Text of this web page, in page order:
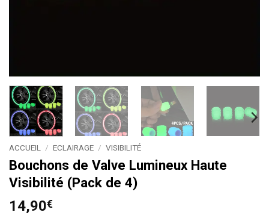
ACCUEIL / ECLAIRAGE / VISIBILITÉ
Bouchons de Valve Lumineux Haute
Visibilité (Pack de 4)
14,90€